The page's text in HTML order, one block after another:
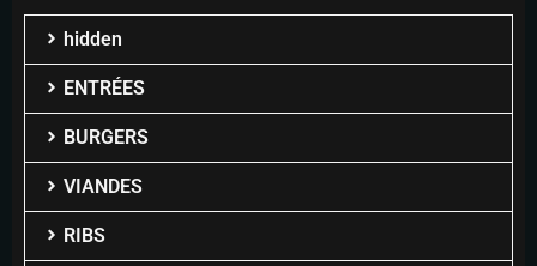
hidden
ENTRÉES
BURGERS
VIANDES
RIBS